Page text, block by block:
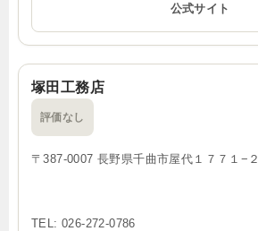
公式サイト
塚田工務店
評価なし
〒387-0007 長野県千曲市屋代１７７１−２
TEL: 026-272-0786